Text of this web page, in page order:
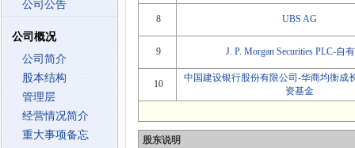
公司公告
公司概况
公司简介
股本结构
管理层
经营情况简介
重大事项备忘
8 UBS AG
9 J. P. Morgan Securities PLC-自
10
中国建设银行股份有限公司-华商均衡成
资基金
股东说明